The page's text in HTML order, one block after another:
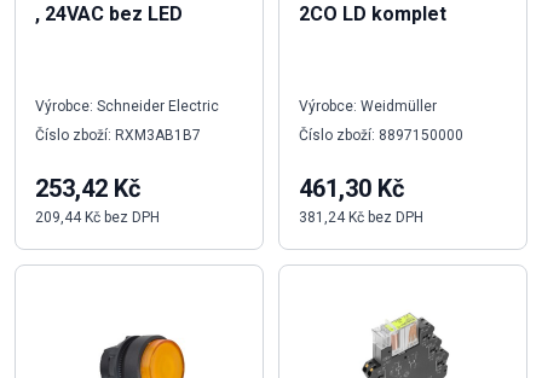
, 24VAC bez LED
Výrobce: Schneider Electric
Číslo zboží: RXM3AB1B7
253,42 Kč
209,44 Kč bez DPH
2CO LD komplet
Výrobce: Weidmüller
Číslo zboží: 8897150000
461,30 Kč
381,24 Kč bez DPH